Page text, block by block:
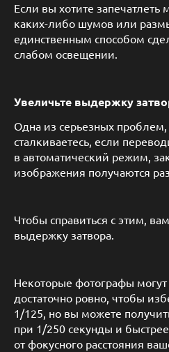
Если вы хотите запечатлеть
каких-либо шумов или
единственным способом
слабом освещении.
Увеличьте выдержку
Одна из серьезных проблем,
сталкиваетесь, если
в автоматический режим,
изображения получаются
Чтобы справиться с этим,
выдержку затвора.
Некоторые фотографы
достаточно ровно, чтобы
1/125, но вы можете
при 1/250 секунды и
от фокусного расстояния